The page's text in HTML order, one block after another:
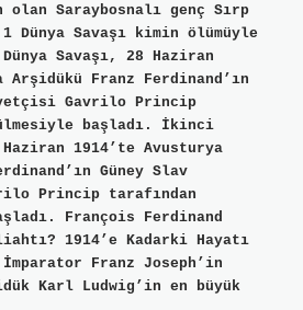
olan Saraybosnalı genç Sırp
Savaşı kimin ölümüyle
Savaşı, 28 Haziran
Arşidükü Franz Ferdinand’ın
Gavrilo Princip
başladı. İkinci
Haziran 1914’te Avusturya
Güney Slav
Princip tarafından
François Ferdinand
1914’e Kadarki Hayatı
Franz Joseph’in
Karl Ludwig’in en büyük